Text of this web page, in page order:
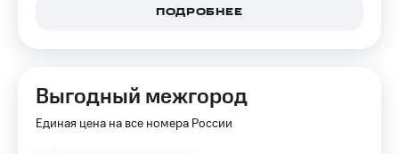
ПОДРОБНЕЕ
Выгодный межгород
Единая цена на все номера России